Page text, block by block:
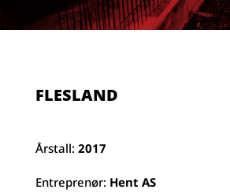
FLESLAND
Årstall: 2017
Entreprenør: Hent AS